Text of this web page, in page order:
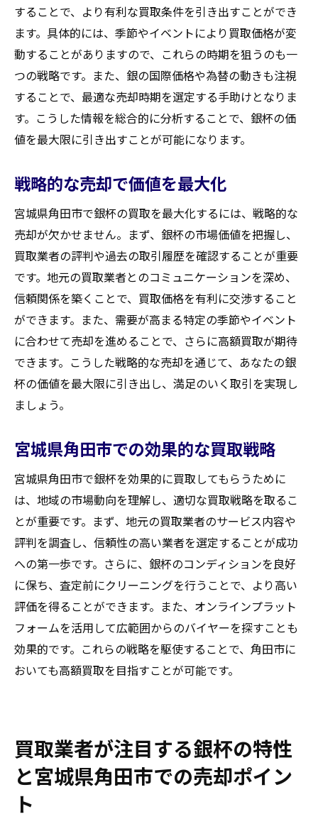
することで、より有利な買取条件を引き出すことができ
ます。具体的には、季節やイベントにより買取価格が変
動することがありますので、これらの時期を狙うのも一
つの戦略です。また、銀の国際価格や為替の動きも注視
することで、最適な売却時期を選定する手助けとなりま
す。こうした情報を総合的に分析することで、銀杯の価
値を最大限に引き出すことが可能になります。
戦略的な売却で価値を最大化
宮城県角田市で銀杯の買取を最大化するには、戦略的な
売却が欠かせません。まず、銀杯の市場価値を把握し、
買取業者の評判や過去の取引履歴を確認することが重要
です。地元の買取業者とのコミュニケーションを深め、
信頼関係を築くことで、買取価格を有利に交渉すること
ができます。また、需要が高まる特定の季節やイベント
に合わせて売却を進めることで、さらに高額買取が期待
できます。こうした戦略的な売却を通じて、あなたの銀
杯の価値を最大限に引き出し、満足のいく取引を実現し
ましょう。
宮城県角田市での効果的な買取戦略
宮城県角田市で銀杯を効果的に買取してもらうために
は、地域の市場動向を理解し、適切な買取戦略を取るこ
とが重要です。まず、地元の買取業者のサービス内容や
評判を調査し、信頼性の高い業者を選定することが成功
への第一歩です。さらに、銀杯のコンディションを良好
に保ち、査定前にクリーニングを行うことで、より高い
評価を得ることができます。また、オンラインプラット
フォームを活用して広範囲からのバイヤーを探すことも
効果的です。これらの戦略を駆使することで、角田市に
おいても高額買取を目指すことが可能です。
買取業者が注目する銀杯の特性
と宮城県角田市での売却ポイン
ト